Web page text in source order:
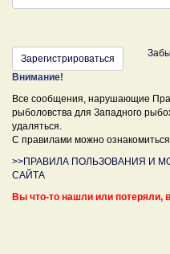
Зарегистрироваться
Внимание!
Все сообщения, нарушающие
рыболовства для Западного
удаляться.
С правилами можно ознакомиться
>>ПРАВИЛА ПОЛЬЗОВАНИЯ И
САЙТА
Вы что-то нашли или потеряли,